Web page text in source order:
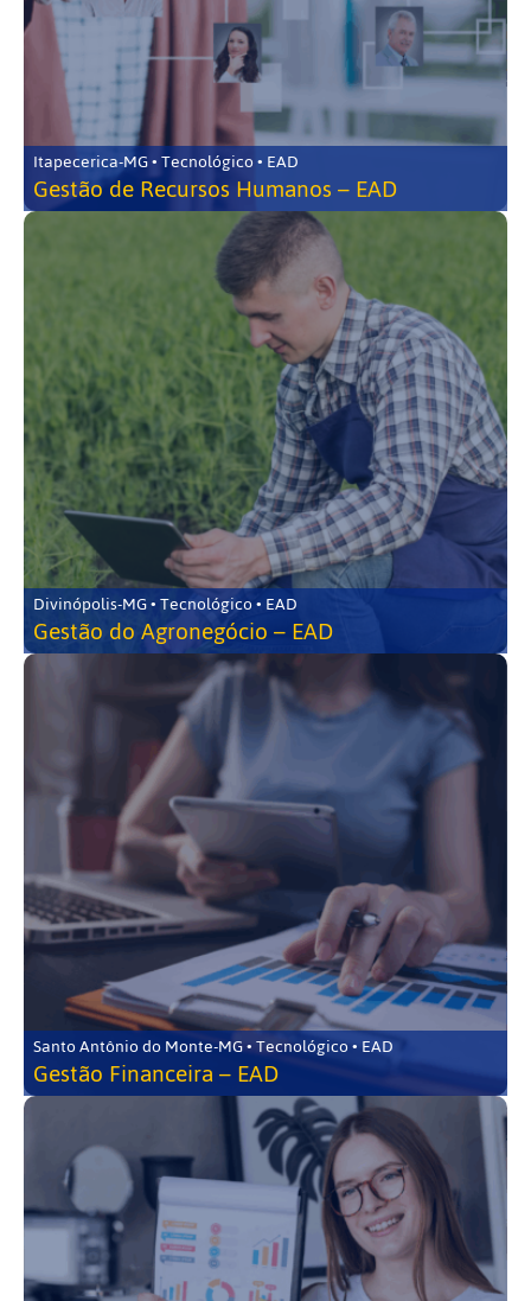
Itapecerica-MG • Tecnológico • EAD
Gestão de Recursos Humanos – EAD
Divinópolis-MG • Tecnológico • EAD
Gestão do Agronegócio – EAD
Santo Antônio do Monte-MG • Tecnológico • EAD
Gestão Financeira – EAD